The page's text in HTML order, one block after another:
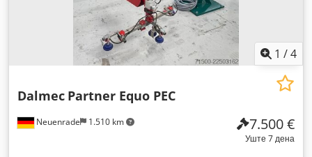
1 /4
Neuenrade 1.510 km
Dalmec Partner Equo PEC
7.500 €
Уште 7 дена